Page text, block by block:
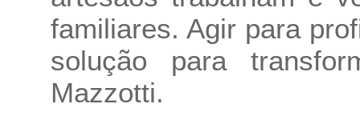
familiares. Agir para
solução para
Mazzotti.